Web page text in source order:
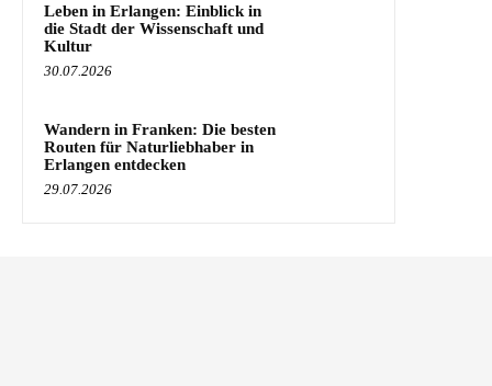
Leben in Erlangen: Einblick in
die Stadt der Wissenschaft und
Kultur
30.07.2026
Wandern in Franken: Die besten
Routen für Naturliebhaber in
Erlangen entdecken
29.07.2026